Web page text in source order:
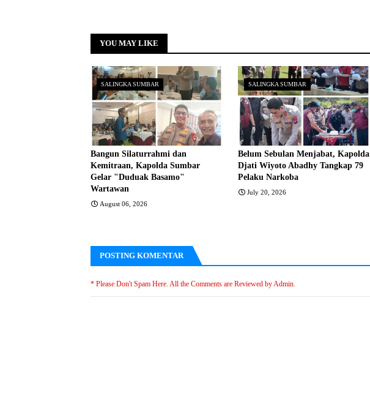
YOU MAY LIKE
SALINGKA SUMBAR
Bangun Silaturrahmi dan
Kemitraan, Kapolda Sumbar
Gelar "Duduak Basamo"
Wartawan
August 06, 2026
SALINGKA SUMBAR
Belum Sebulan Menjabat, Kapolda
Djati Wiyoto Abadhy Tangkap 79
Pelaku Narkoba
July 20, 2026
POSTING KOMENTAR
* Please Don't Spam Here. All the Comments are Reviewed by Admin.